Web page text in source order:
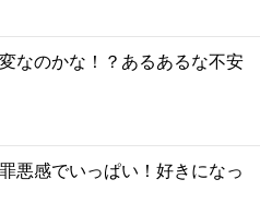
なのかな！？あるあるな不安
悪感でいっぱい！好きになっ